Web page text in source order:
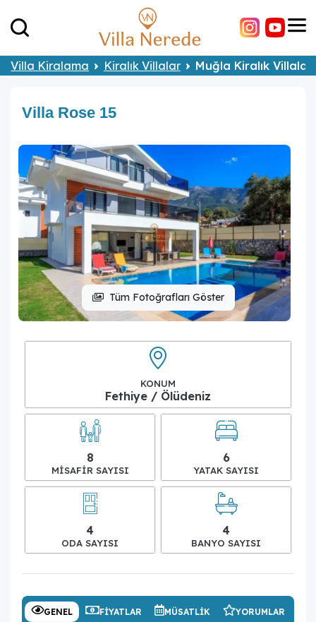
Villa Kiralama Kiralık Villalar Muğla Kiralık Villalar
Villa Rose 15
Tüm Fotoğrafları Göster
KONUM
Fethiye / Ölüdeniz
8
MISAFIR SAYISI
6
YATAK SAYISI
4
ODA SAYISI
4
BANYO SAYISI
GENEL FIYATLAR MÜSATLIK YORUMLAR